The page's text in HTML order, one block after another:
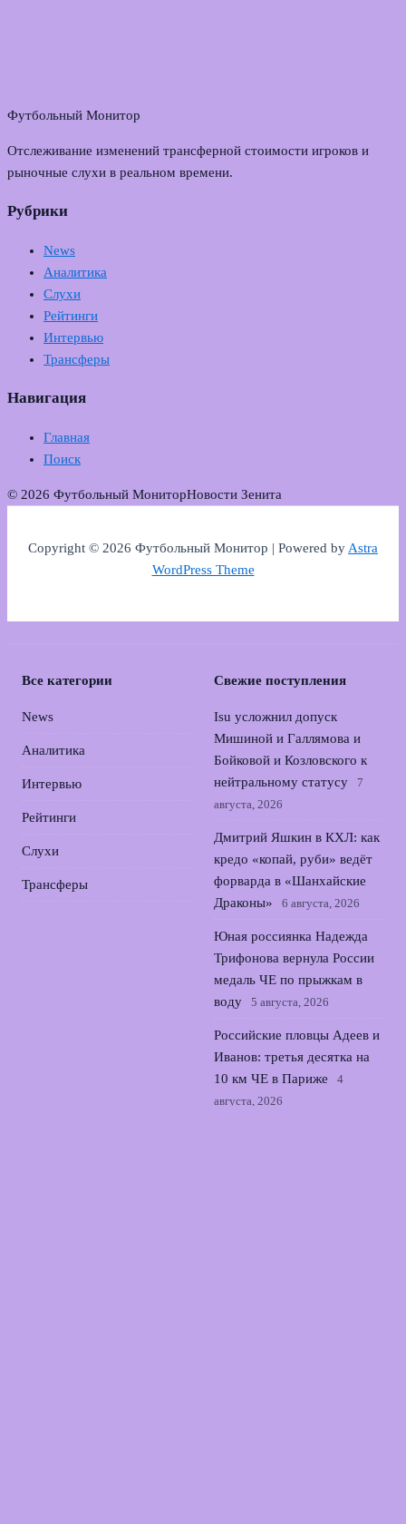
Футбольный Монитор
Отслеживание изменений трансферной стоимости игроков и
рыночные слухи в реальном времени.
Рубрики
News
Аналитика
Слухи
Рейтинги
Интервью
Трансферы
Навигация
Главная
Поиск
© 2026 Футбольный МониторНовости Зенита
Copyright © 2026 Футбольный Монитор | Powered byAstra
WordPress Theme
Все категории
News
Аналитика
Интервью
Рейтинги
Слухи
Трансферы
Свежие поступления
Isu усложнил допуск
Мишиной и Галлямова и
Бойковой и Козловского к
нейтральному статусу
7
августа, 2026
Дмитрий Яшкин в КХЛ: как
кредо «копай, руби» ведёт
форварда в «Шанхайские
Драконы»
6 августа, 2026
Юная россиянка Надежда
Трифонова вернула России
медаль ЧЕ по прыжкам в
воду
5 августа, 2026
Российские пловцы Адеев и
Иванов: третья десятка на
10 км ЧЕ в Париже
4
августа, 2026